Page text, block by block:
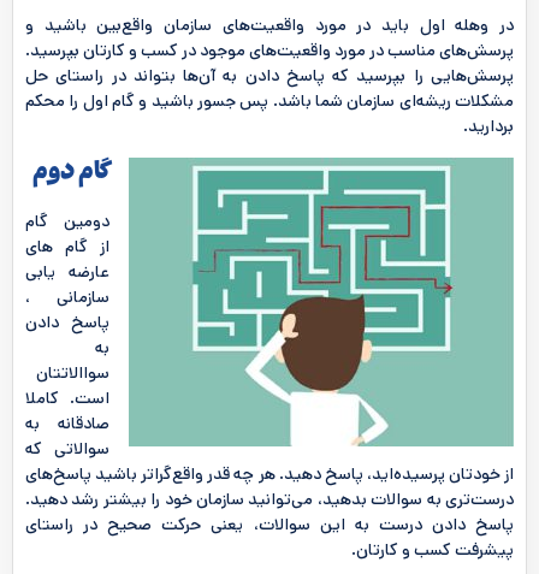
در وهله اول باید در مورد واقعیت‌های سازمان واقع‌بین باشید و
پرسش‌های مناسب در مورد واقعیت‌های موجود در کسب و کارتان بپرسید.
پرسش‌هایی را بپرسید که پاسخ دادن به آن‌ها بتواند در راستای حل
مشکلات ریشه‌ای سازمان شما باشد. پس جسور باشید و گام اول را محکم
بردارید.
گام دوم
دومین گام
از گام های
عارضه یابی
سازمانی ،
پاسخ دادن
به
سواالاتتان
است. کاملا
صادقانه به
سوالاتی که
از خودتان پرسیده‌اید، پاسخ دهید. هر چه قدر واقع‌گراتر باشید پاسخ‌های
درست‌تری به سوالات بدهید، می‌توانید سازمان خود را بیشتر رشد دهید.
پاسخ دادن درست به این سوالات، یعنی حرکت صحیح در راستای
پیشرفت کسب و کارتان.